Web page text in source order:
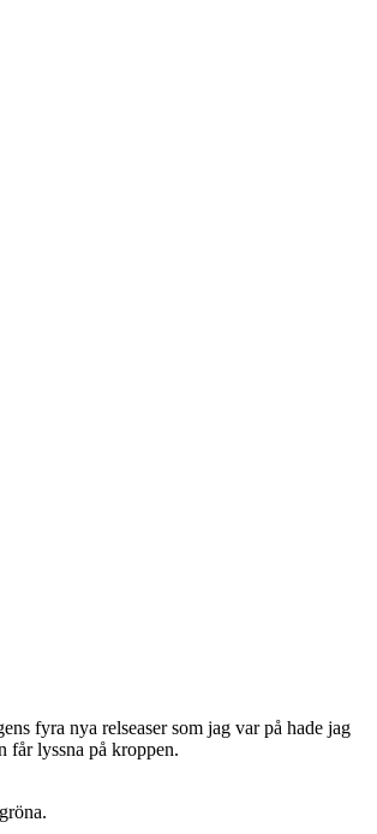
fyra nya relseaser som jag var på hade jag
får lyssna på kroppen.